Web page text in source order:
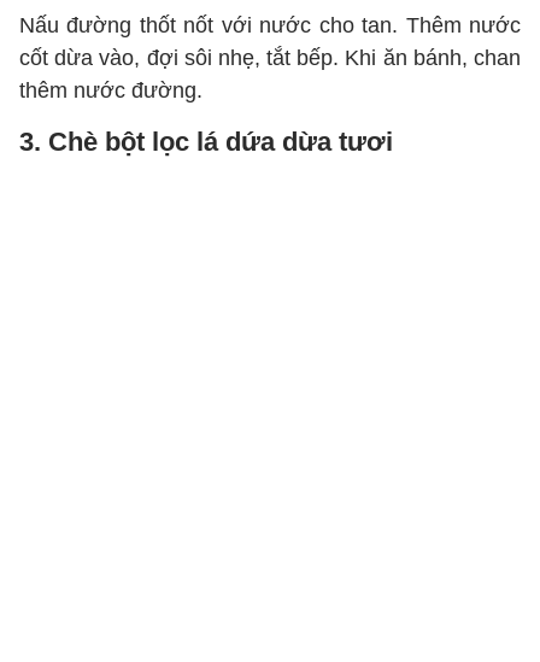
Nấu đường thốt nốt với nước cho tan. Thêm nước
cốt dừa vào, đợi sôi nhẹ, tắt bếp. Khi ăn bánh, chan
thêm nước đường.
3. Chè bột lọc lá dứa dừa tươi